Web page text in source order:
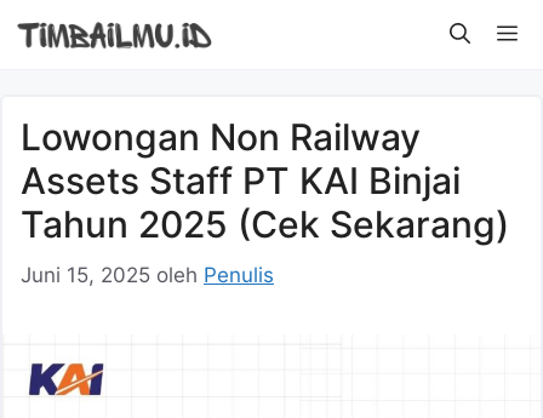
Lowongan Non Railway
Assets Staff PT KAI Binjai
Tahun 2025 (Cek Sekarang)
Juni 15, 2025 oleh Penulis